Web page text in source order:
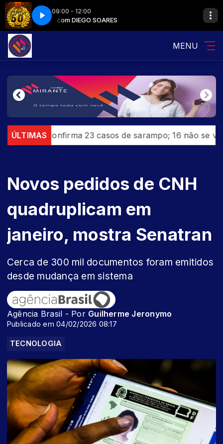
09:00 - 12:00
TOP 50 com DIEGO SOARES TOP 50 com
MENU
ÚLTIMAS
confirma 23 casos de sarampo; 16 não se vacinaram
Novos pedidos de CNH
quadruplicam em
janeiro, mostra Senatran
Cerca de 300 mil documentos foram emitidos
desde mudança em sistema
Agência Brasil - Por Guilherme Jeronymo
Publicado em 04/02/2026 08:17
TECNOLOGIA